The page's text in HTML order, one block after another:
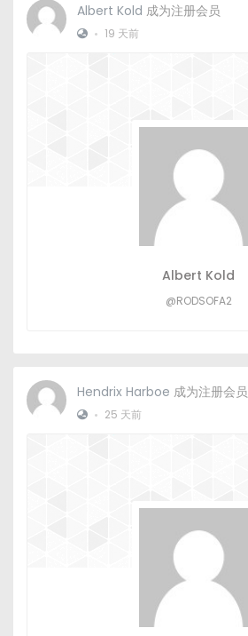
Albert Kold 成为注册会员
• 19 天前
Albert Kold
@RODSOFA2
Hendrix Harboe 成为注册会员
• 25 天前